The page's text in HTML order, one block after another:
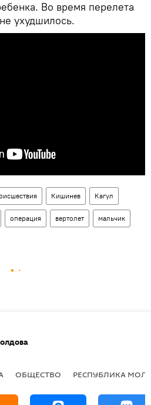
Во время перелета
ухудшилось.
Кишинев Кагул
операция вертолет мальчик
ОБЩЕСТВО РЕСПУБЛИКА